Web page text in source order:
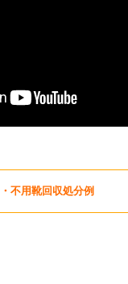
不用靴回収処分例